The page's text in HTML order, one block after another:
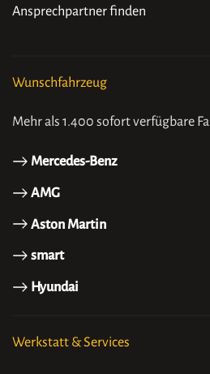
Ansprechpartner finden
Wunschfahrzeug
Mehr als 1.400 sofort verfügbare
Mercedes-Benz
AMG
Aston Martin
smart
Hyundai
Werkstatt & Services